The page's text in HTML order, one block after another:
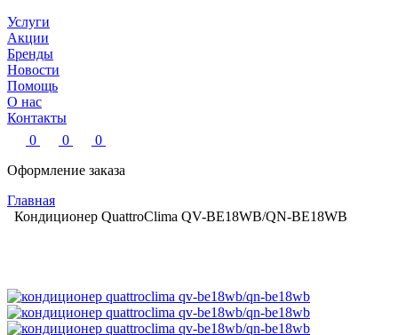
Услуги
Акции
Бренды
Новости
Помощь
О нас
Контакты
0
0
0
Оформление заказа
Главная
Кондиционер QuattroСlima QV-BE18WB/QN-BE18WB